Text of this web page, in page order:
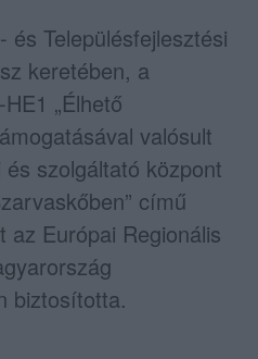
és Településfejlesztési
keretében, a
„Élhető
valósult
szolgáltató központ
című
Európai Regionális
biztosította.